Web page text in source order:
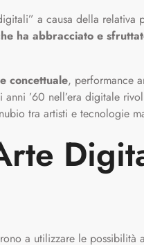
a causa della
ha abbracciato e
concettuale, performance
’60 nell’era digitale
tra artisti e tecnologie
a utilizzare le possibilità